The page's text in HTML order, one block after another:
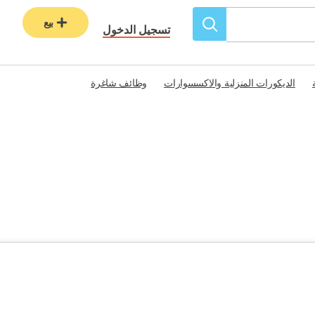
تسجيل الدخول
بيع
الديكورات المنزلية والاكسسوارات
وظائف شاغرة